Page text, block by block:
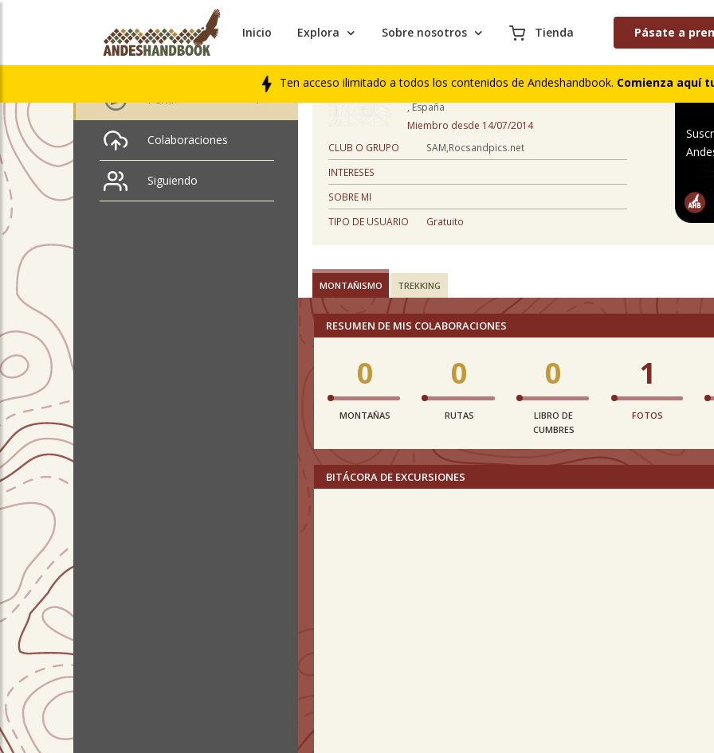
Inicio Explora Sobre nosotros Tienda Pásate a
Ten acceso ilimitado a todos los contenidos de Andeshandbook. Comienza aquí
David Borrut
Perfil
Colaboraciones
Siguiendo
PERFIL
53 años
, España
Miembro desde 14/07/2014
CLUB O GRUPO
SAM,Rocsandpics.net
INTERESES
SOBRE MI
TIPO DE USUARIO
Gratuito
MONTAÑISMO TREKKING
RESUMEN DE MIS COLABORACIONES
0
MONTAÑAS
0
RUTAS
0
LIBRO DE
CUMBRES
1
FOTOS
BITÁCORA DE EXCURSIONES